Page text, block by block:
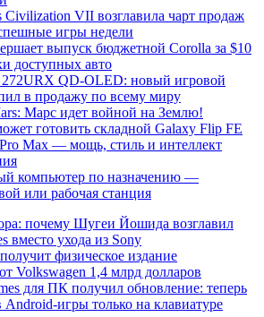
Civilization VII возглавила чарт продаж
игры недели
выпуск бюджетной Corolla за $10
доступных авто
QD-OLED: новый игровой
в продажу по всему миру
Марс идет войной на Землю!
готовить складной Galaxy Flip FE
Max — мощь, стиль и интеллект
компьютер по назначению —
или рабочая станция
почему Шугеи Йошида возглавил
вместо ухода из Sony
физическое издание
Volkswagen 1,4 млрд долларов
для ПК получил обновление: теперь
игры только на клавиатуре